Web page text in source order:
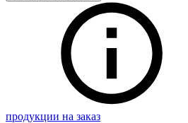
продукции на заказ